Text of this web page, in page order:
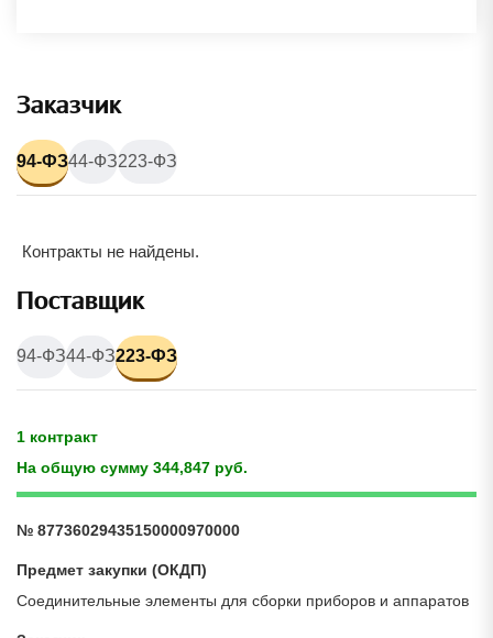
Заказчик
94-ФЗ44-ФЗ223-ФЗ
Контракты не найдены.
Поставщик
94-ФЗ44-ФЗ223-ФЗ
1 контракт
На общую сумму 344,847 руб.
№ 87736029435150000970000
Предмет закупки (ОКДП)
Соединительные элементы для сборки приборов и аппаратов